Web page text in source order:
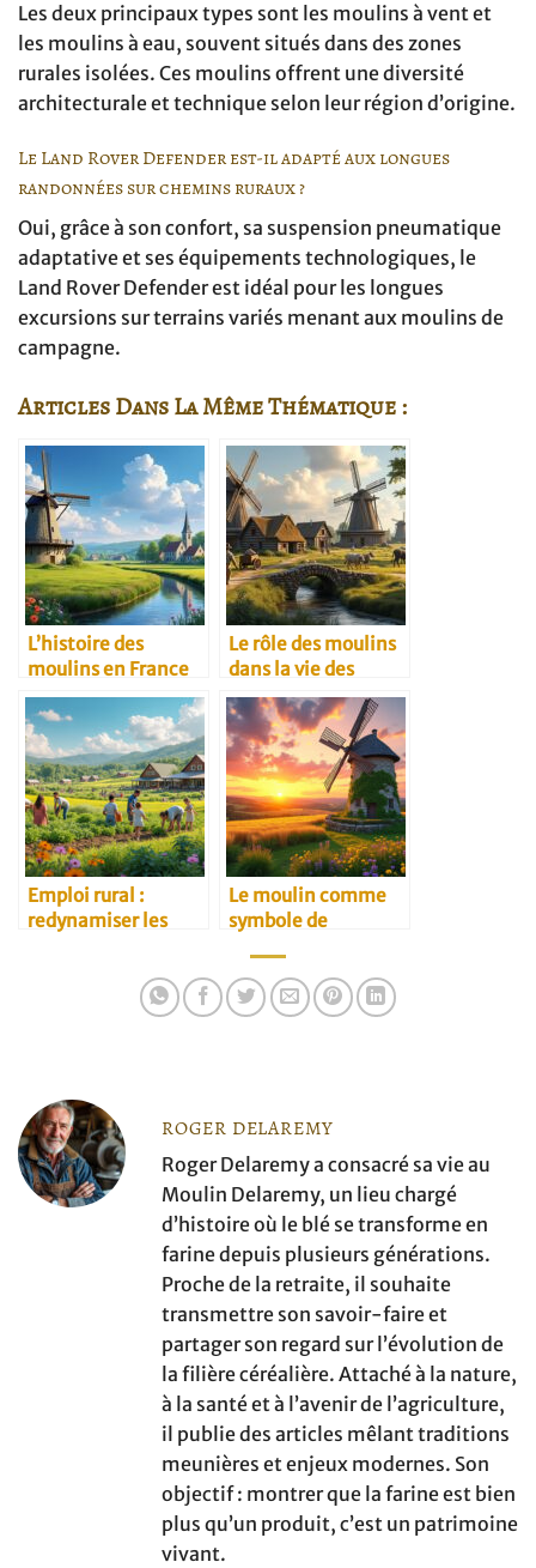
Les deux principaux types sont les moulins à vent et
les moulins à eau, souvent situés dans des zones
rurales isolées. Ces moulins offrent une diversité
architecturale et technique selon leur région d’origine.
Le Land Rover Defender est-il adapté aux longues
randonnées sur chemins ruraux ?
Oui, grâce à son confort, sa suspension pneumatique
adaptative et ses équipements technologiques, le
Land Rover Defender est idéal pour les longues
excursions sur terrains variés menant aux moulins de
campagne.
Articles Dans La Même Thématique :
L’histoire des
moulins en France
Le rôle des moulins
dans la vie des
villages
Emploi rural :
redynamiser les
Le moulin comme
symbole de
ROGER DELAREMY
Roger Delaremy a consacré sa vie au
Moulin Delaremy, un lieu chargé
d’histoire où le blé se transforme en
farine depuis plusieurs générations.
Proche de la retraite, il souhaite
transmettre son savoir-faire et
partager son regard sur l’évolution de
la filière céréalière. Attaché à la nature,
à la santé et à l’avenir de l’agriculture,
il publie des articles mêlant traditions
meunières et enjeux modernes. Son
objectif : montrer que la farine est bien
plus qu’un produit, c’est un patrimoine
vivant.